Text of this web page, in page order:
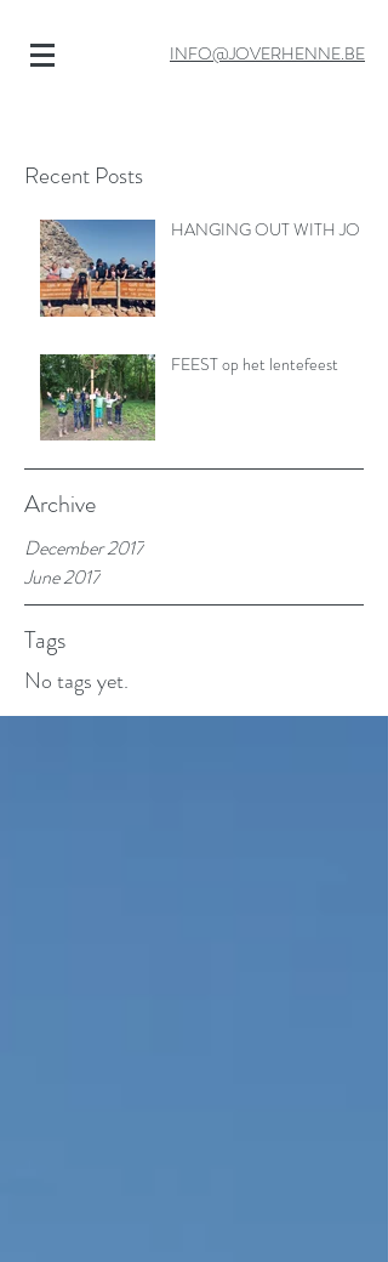
INFO@JOVERHENNE.BE
Recent Posts
HANGING OUT WITH JO
FEEST op het lentefeest
Archive
December 2017
June 2017
Tags
No tags yet.